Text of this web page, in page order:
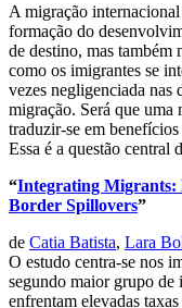
A migração
formação do
de destino, mas também
como os imigrantes se
vezes negligenciada nas
migração. Será que uma
traduzir-se em
Essa é a questão central
“Integrating Migrants:
Border Spillovers”
de Catia Batista, Lara
O estudo centra-se nos
segundo maior grupo
enfrentam elevadas